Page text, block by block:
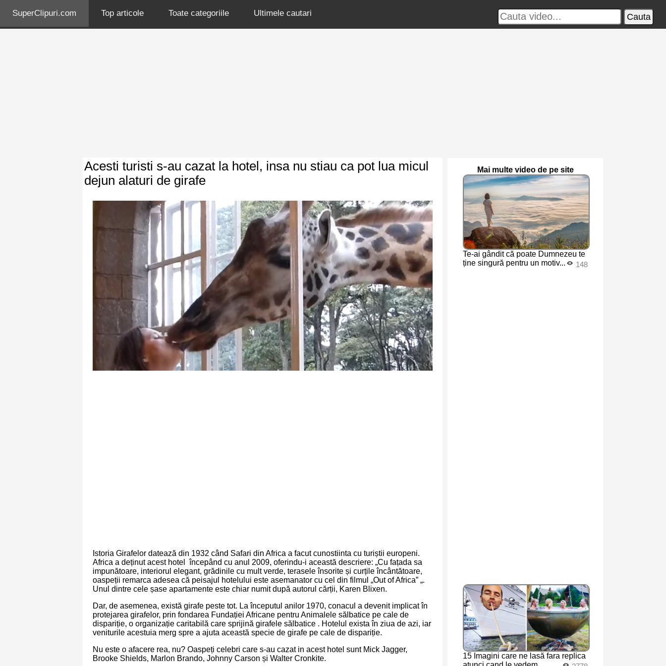
SuperClipuri.com Top articole Toate categoriile Ultimele cautari Cauta
Acesti turisti s-au cazat la hotel, insa nu stiau ca pot lua micul
dejun alaturi de girafe
Istoria Girafelor datează din 1932 când Safari din Africa a facut cunostiinta cu turiștii europeni.
Africa a deținut acest hotel începând cu anul 2009, oferindu-i această descriere: „Cu fațada sa
impunătoare, interiorul elegant, grădinile cu mult verde, terasele însorite și curțile încântătoare,
oaspeții remarca adesea că peisajul hotelului este asemanator cu cel din filmul „Out of Africa” „.
Unul dintre cele șase apartamente este chiar numit după autorul cărții, Karen Blixen.
Dar, de asemenea, există girafe peste tot. La începutul anilor 1970, conacul a devenit implicat în
protejarea girafelor, prin fondarea Fundației Africane pentru Animalele sălbatice pe cale de
dispariție, o organizație caritabilă care sprijină girafele sălbatice . Hotelul exista în ziua de azi, iar
veniturile acestuia merg spre a ajuta această specie de girafe pe cale de dispariție.
Nu este o afacere rea, nu? Oaspeți celebri care s-au cazat in acest hotel sunt Mick Jagger,
Brooke Shields, Marlon Brando, Johnny Carson și Walter Cronkite.
Mai multe video de pe site
Te-ai gândit că poate Dumnezeu te
ține singură pentru un motiv...
148
15 Imagini care ne lasă fara replica